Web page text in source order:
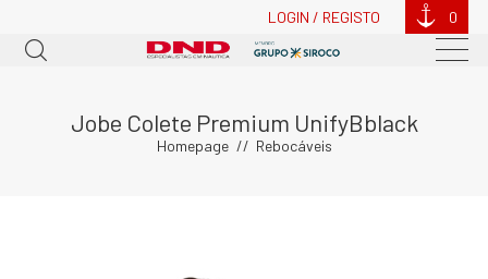
LOGIN / REGISTO 0
Jobe Colete Premium UnifyBblack
Homepage Rebocáveis